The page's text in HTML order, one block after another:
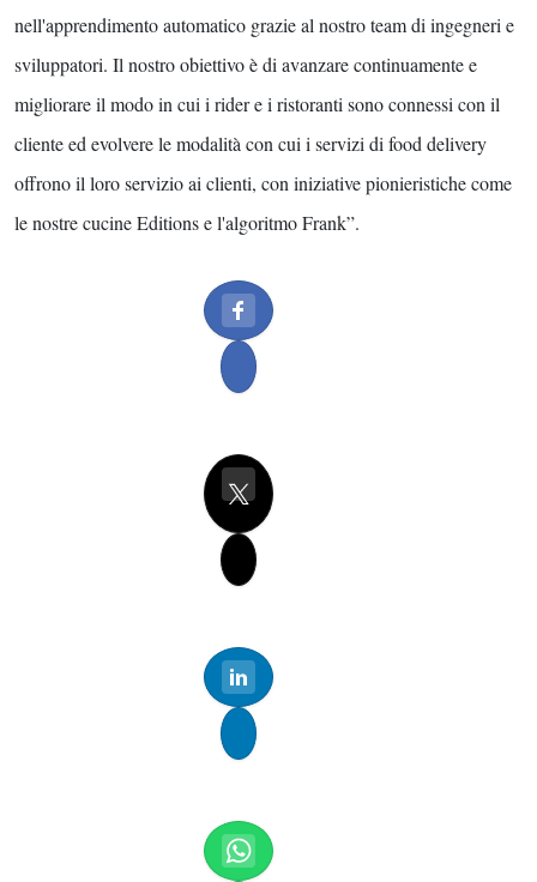
nell'apprendimento automatico grazie al nostro team di ingegneri e
sviluppatori. Il nostro obiettivo è di avanzare continuamente e
migliorare il modo in cui i rider e i ristoranti sono connessi con il
cliente ed evolvere le modalità con cui i servizi di food delivery
offrono il loro servizio ai clienti, con iniziative pionieristiche come
le nostre cucine Editions e l'algoritmo Frank”.